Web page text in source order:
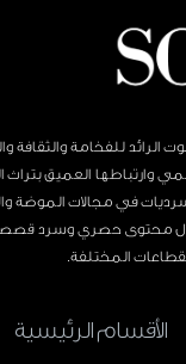
للفخامة والثقافة
وارتباطها العميق
في مجالات الموضة
محتوى حصري وسرد
المختلفة.
الأقسام الرئيسية